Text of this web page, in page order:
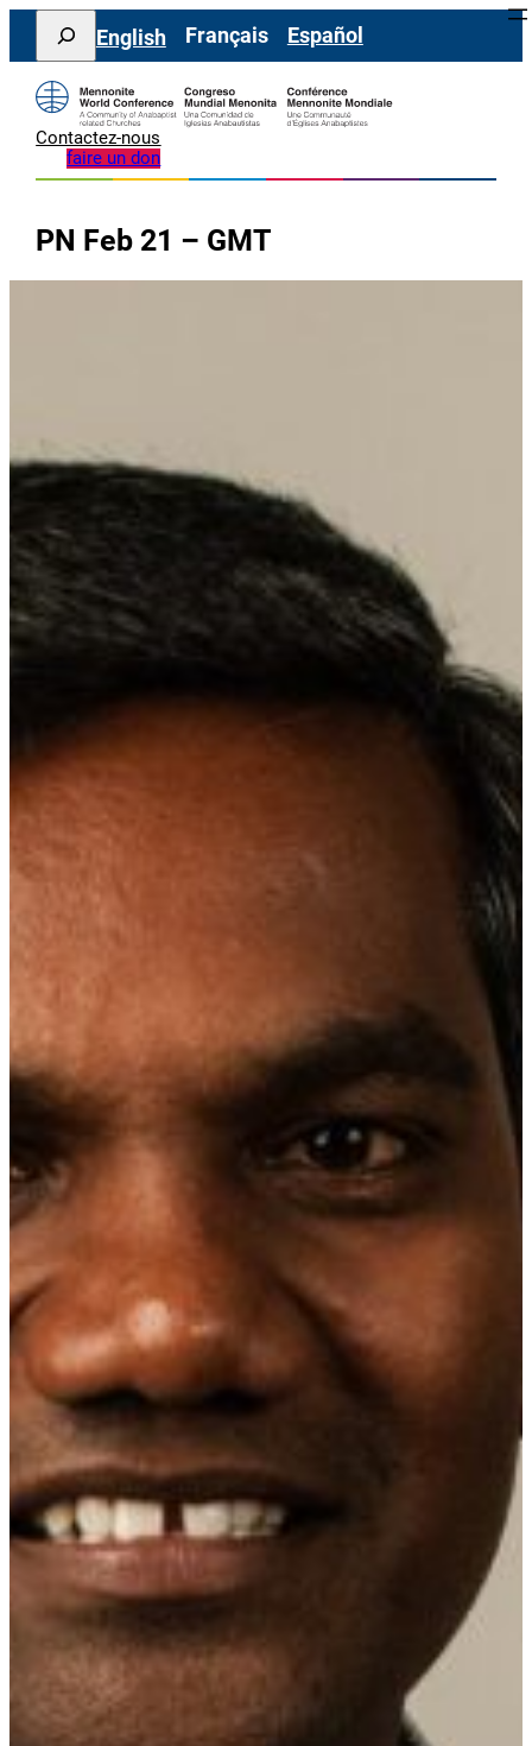
Aller
contenu
Search
English Français Español
Contactez-nous
faire un don
PN Feb 21 – GMT